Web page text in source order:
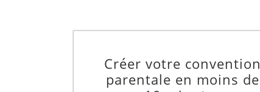
Créer votre convention
parentale en moins de